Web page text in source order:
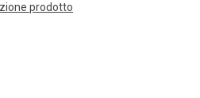
prodotto